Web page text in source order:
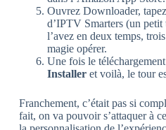
Ouvrez Downloader,
d’IPTV Smarters (un
l’avez en deux temps,
magie opérer.
Une fois le
Installeret voilà, le tour
Franchement, c’était pas si
fait, on va pouvoir s’attaquer à